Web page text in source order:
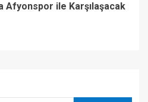
Afyonspor ile Karşılaşacak